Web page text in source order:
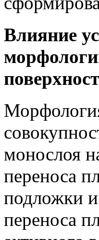
Влияние
монослоя
переноса
подложки
переноса